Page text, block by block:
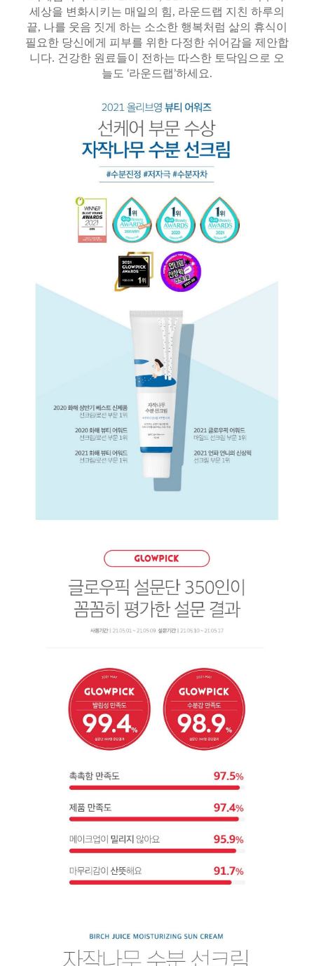
세상을 변화시키는 매일의 힘, 라운드랩 지친 하루의
끝, 나를 웃음 짓게 하는 소소한 행복처럼 삶의 휴식이
필요한 당신에게 피부를 위한 다정한 쉬어감을 제안합
니다. 건강한 원료들이 전하는 따스한 토닥임으로 오
늘도 ‘라운드랩’하세요.